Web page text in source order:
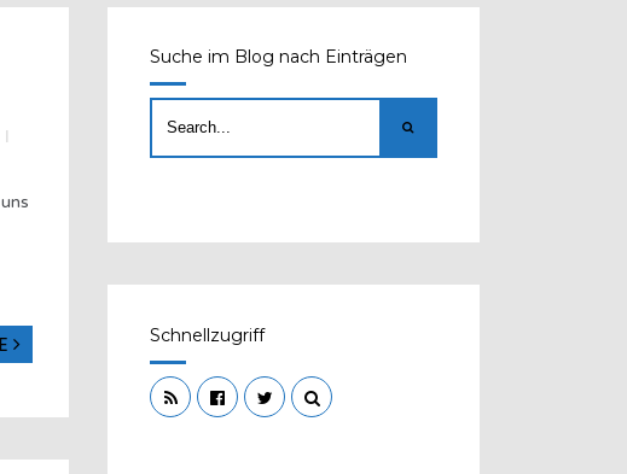
|
Suche im Blog nach Einträgen
Schnellzugriff